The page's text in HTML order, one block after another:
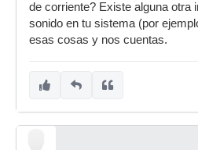
de corriente? Existe alguna otra
sonido en tu sistema (por
esas cosas y nos cuentas.